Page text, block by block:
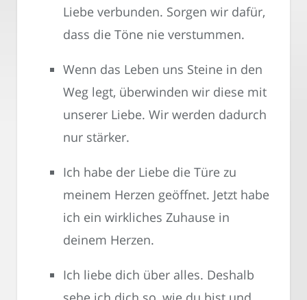
Liebe verbunden. Sorgen wir dafür,
dass die Töne nie verstummen.
Wenn das Leben uns Steine in den
Weg legt, überwinden wir diese mit
unserer Liebe. Wir werden dadurch
nur stärker.
Ich habe der Liebe die Türe zu
meinem Herzen geöffnet. Jetzt habe
ich ein wirkliches Zuhause in
deinem Herzen.
Ich liebe dich über alles. Deshalb